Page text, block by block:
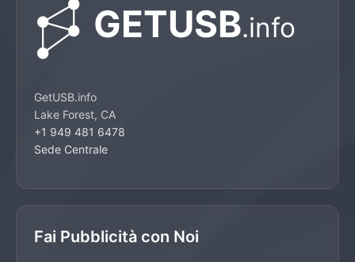
GetUSB.info
Lake Forest, CA
+1 949 481 6478
Sede Centrale
Fai Pubblicità con Noi